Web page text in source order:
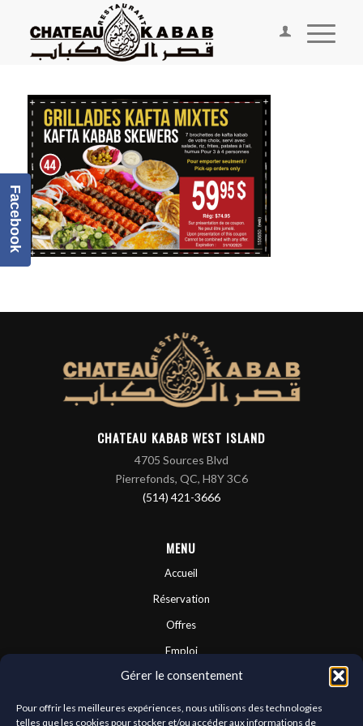
Gérer le consentement
Pour offrir les meilleures expériences, nous utilisons des technologies
telles que les cookies pour stocker et/ou accéder aux informations de
CHATEAU KABAB WEST ISLAND
4705 Sources Blvd
Pierrefonds, QC, H8Y 3C6
(514) 421-3666
MENU
Accueil
Réservation
Offres
Emploi
Contactez-nous
Facebook